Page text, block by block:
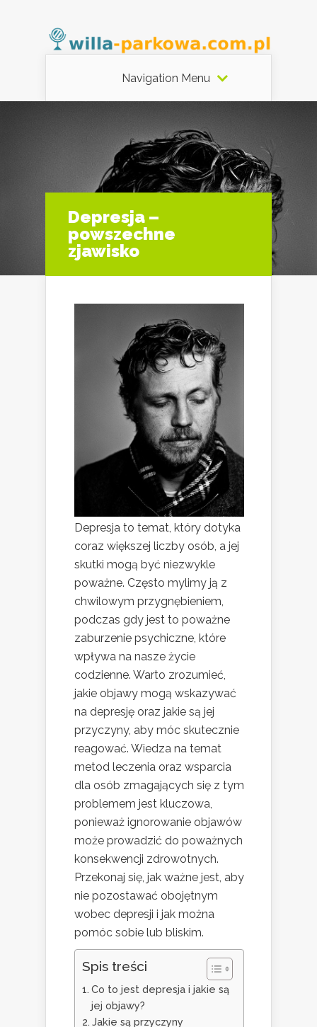
Navigation Menu
Depresja –
powszechne
zjawisko
Depresja to temat, który dotyka
coraz większej liczby osób, a jej
skutki mogą być niezwykle
poważne. Często mylimy ją z
chwilowym przygnębieniem,
podczas gdy jest to poważne
zaburzenie psychiczne, które
wpływa na nasze życie
codzienne. Warto zrozumieć,
jakie objawy mogą wskazywać
na depresję oraz jakie są jej
przyczyny, aby móc skutecznie
reagować. Wiedza na temat
metod leczenia oraz wsparcia
dla osób zmagających się z tym
problemem jest kluczowa,
ponieważ ignorowanie objawów
może prowadzić do poważnych
konsekwencji zdrowotnych.
Przekonaj się, jak ważne jest, aby
nie pozostawać obojętnym
wobec depresji i jak można
pomóc sobie lub bliskim.
Spis treści
Co to jest depresja i jakie są
jej objawy?
Jakie są przyczyny